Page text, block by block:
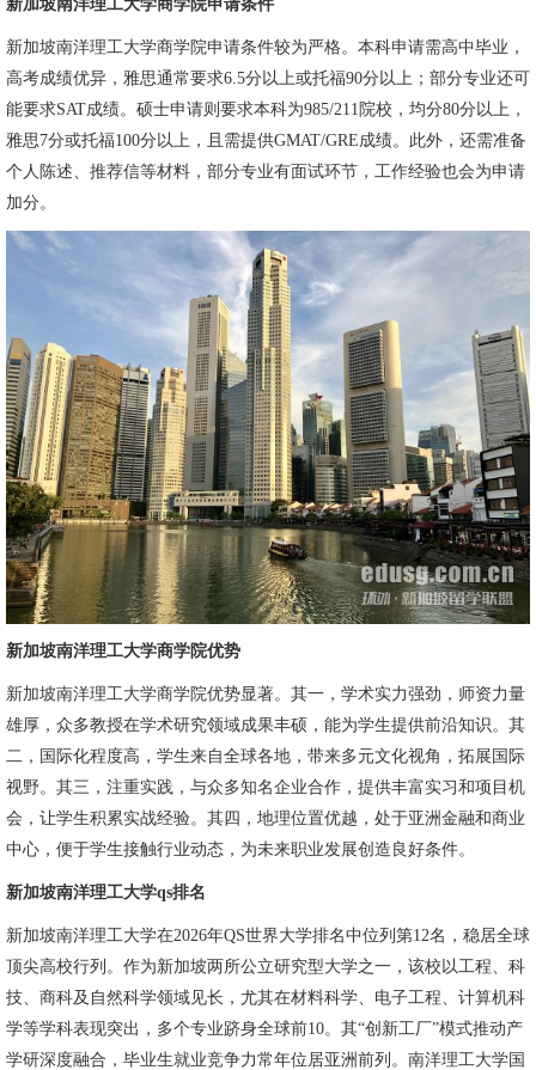
新加坡南洋理工大学商学院申请条件
新加坡南洋理工大学商学院申请条件较为严格。本科申请需高中毕业，
高考成绩优异，雅思通常要求6.5分以上或托福90分以上；部分专业还可
能要求SAT成绩。硕士申请则要求本科为985/211院校，均分80分以上，
雅思7分或托福100分以上，且需提供GMAT/GRE成绩。此外，还需准备
个人陈述、推荐信等材料，部分专业有面试环节，工作经验也会为申请
加分。
新加坡南洋理工大学商学院优势
新加坡南洋理工大学商学院优势显著。其一，学术实力强劲，师资力量
雄厚，众多教授在学术研究领域成果丰硕，能为学生提供前沿知识。其
二，国际化程度高，学生来自全球各地，带来多元文化视角，拓展国际
视野。其三，注重实践，与众多知名企业合作，提供丰富实习和项目机
会，让学生积累实战经验。其四，地理位置优越，处于亚洲金融和商业
中心，便于学生接触行业动态，为未来职业发展创造良好条件。
新加坡南洋理工大学qs排名
新加坡南洋理工大学在2026年QS世界大学排名中位列第12名，稳居全球
顶尖高校行列。作为新加坡两所公立研究型大学之一，该校以工程、科
技、商科及自然科学领域见长，尤其在材料科学、电子工程、计算机科
学等学科表现突出，多个专业跻身全球前10。其“创新工厂”模式推动产
学研深度融合，毕业生就业竞争力常年位居亚洲前列。南洋理工大学国